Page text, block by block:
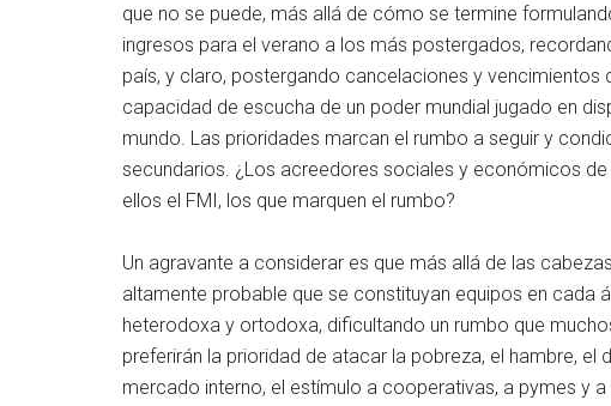
que no se puede, más allá de cómo se termine
ingresos para el verano a los más postergados,
país, y claro, postergando cancelaciones y
capacidad de escucha de un poder mundial jugado en
mundo. Las prioridades marcan el rumbo a seguir y
secundarios. ¿Los acreedores sociales y económicos
ellos el FMI, los que marquen el rumbo?
Un agravante a considerar es que más allá de las
altamente probable que se constituyan equipos en cada
heterodoxa y ortodoxa, dificultando un rumbo que
preferirán la prioridad de atacar la pobreza, el hambre,
mercado interno, el estímulo a cooperativas, a pymes y